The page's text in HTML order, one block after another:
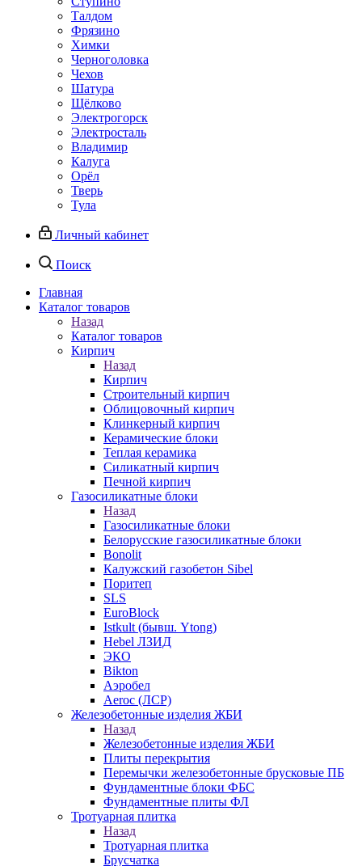
Талдом
Фрязино
Химки
Черноголовка
Чехов
Шатура
Щёлково
Электрогорск
Электросталь
Владимир
Калуга
Орёл
Тверь
Тула
Личный кабинет
Поиск
Главная
Каталог товаров
Назад
Каталог товаров
Кирпич
Назад
Кирпич
Строительный кирпич
Облицовочный кирпич
Клинкерный кирпич
Керамические блоки
Теплая керамика
Силикатный кирпич
Печной кирпич
Газосиликатные блоки
Назад
Газосиликатные блоки
Белорусские газосиликатные блоки
Bonolit
Калужский газобетон Sibel
Поритеп
SLS
EuroBlock
Istkult (бывш. Ytong)
Hebel ЛЗИД
ЭКО
Bikton
Аэробел
Aeroc (ЛСР)
Железобетонные изделия ЖБИ
Назад
Железобетонные изделия ЖБИ
Плиты перекрытия
Перемычки железобетонные брусковые ПБ
Фундаментные блоки ФБС
Фундаментные плиты ФЛ
Тротуарная плитка
Назад
Тротуарная плитка
Брусчатка